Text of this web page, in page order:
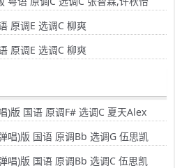
原调E 选调C 柳爽
原调E 选调C 柳爽
)版 国语 原调F# 选调C 夏天Alex
唱)版 国语 原调Bb 选调G 伍思凯
唱)版 国语 原调Bb 选调C 伍思凯